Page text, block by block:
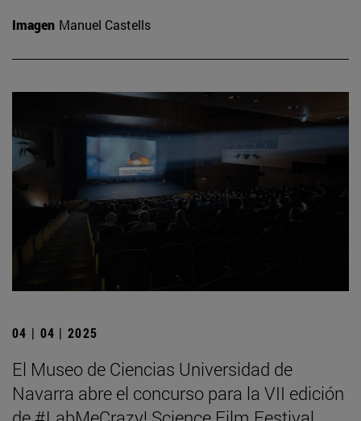
Imagen Manuel Castells
04 | 04 | 2025
El Museo de Ciencias Universidad de
Navarra abre el concurso para la VII edición